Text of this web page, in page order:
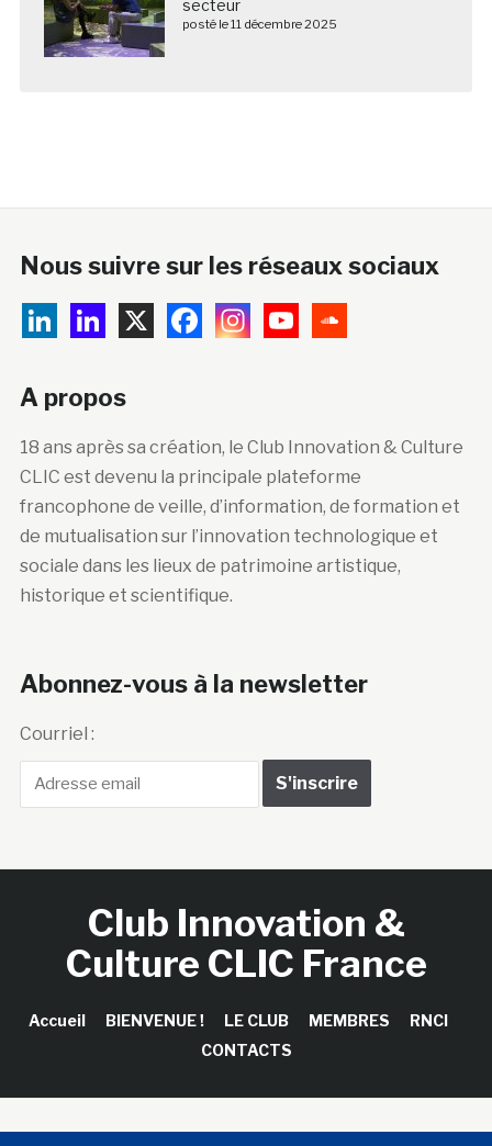
secteur
posté le 11 décembre 2025
Nous suivre sur les réseaux sociaux
A propos
18 ans après sa création, le Club Innovation & Culture
CLIC est devenu la principale plateforme
francophone de veille, d’information, de formation et
de mutualisation sur l’innovation technologique et
sociale dans les lieux de patrimoine artistique,
historique et scientifique.
Abonnez-vous à la newsletter
Courriel :
Club Innovation &
Culture CLIC France
Accueil BIENVENUE ! LE CLUB MEMBRES
RNCI
CONTACTS